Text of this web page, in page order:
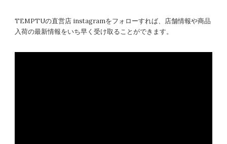
TEMPTUの直営店 instagramをフォローすれば、店舗情報や商品
入荷の最新情報をいち早く受け取ることができます。